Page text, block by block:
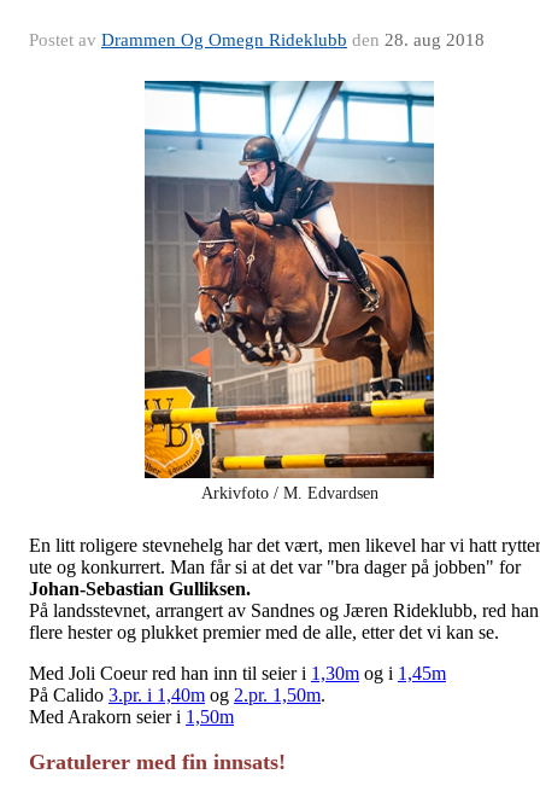
Postet av Drammen Og Omegn Rideklubb den 28. aug 2018
Arkivfoto / M. Edvardsen
En litt roligere stevnehelg har det vært, men likevel har vi hatt
ute og konkurrert. Man får si at det var "bra dager på jobben" for
Johan-Sebastian Gulliksen.
På landsstevnet, arrangert av Sandnes og Jæren Rideklubb, red han
flere hester og plukket premier med de alle, etter det vi kan se.
Med Joli Coeur red han inn til seier i 1,30m og i 1,45m
På Calido 3.pr. i 1,40m og 2.pr. 1,50m.
Med Arakorn seier i 1,50m
Gratulerer med fin innsats!